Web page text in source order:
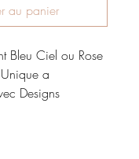
au panier
Bleu Ciel ou Rose
a
Designs